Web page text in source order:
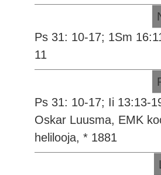
Ps 31: 10-17; 1Sm
11
Ps 31: 10-17; Ii 13:13-
Oskar Luusma, EMK
helilooja, * 1881